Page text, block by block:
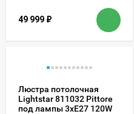
49 999 ₽
Люстра потолочная
Lightstar 811032 Pittore
под лампы 3xE27 120W